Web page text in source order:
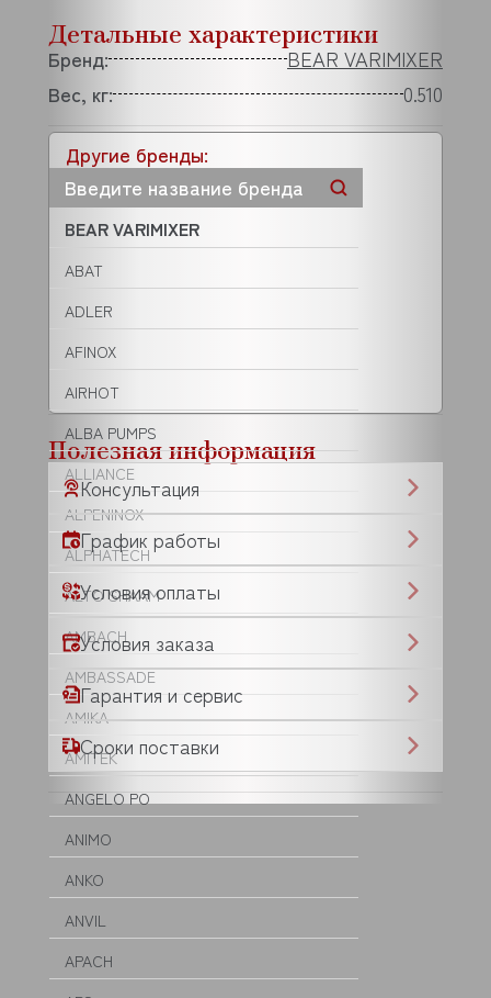
Другие бренды:
BEAR VARIMIXER
ABAT
ADLER
AFINOX
AIRHOT
ALBA PUMPS
ALLIANCE
ALPENINOX
ALPHATECH
ALTO SHAAM
AMBACH
AMBASSADE
AMIKA
AMITEK
ANGELO PO
ANIMO
ANKO
ANVIL
APACH
Детальные характеристики
Бренд:
BEAR VARIMIXER
Вес, кг:
0.510
Полезная информация
Консультация
График работы
Условия оплаты
Условия заказа
Гарантия и сервис
Сроки поставки